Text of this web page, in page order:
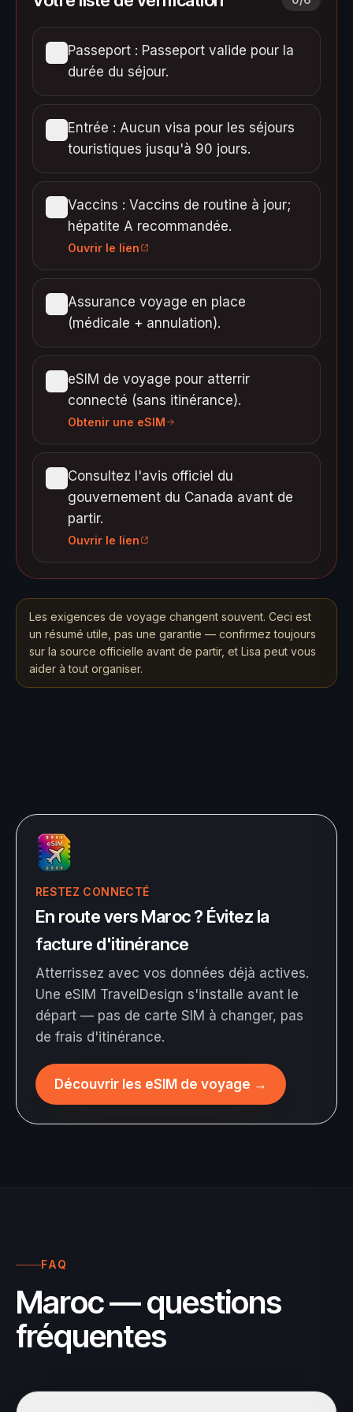
Passeport : Passeport valide pour la
durée du séjour.
Entrée : Aucun visa pour les séjours
touristiques jusqu'à 90 jours.
Vaccins : Vaccins de routine à jour;
hépatite A recommandée.
Ouvrir le lien
Assurance voyage en place
(médicale + annulation).
eSIM de voyage pour atterrir
connecté (sans itinérance).
Obtenir une eSIM
Consultez l'avis officiel du
gouvernement du Canada avant de
partir.
Ouvrir le lien
Les exigences de voyage changent souvent. Ceci est
un résumé utile, pas une garantie — confirmez toujours
sur la source officielle avant de partir, et Lisa peut vous
aider à tout organiser.
RESTEZ CONNECTÉ
En route vers Maroc ? Évitez la
facture d'itinérance
Atterrissez avec vos données déjà actives.
Une eSIM TravelDesign s'installe avant le
départ — pas de carte SIM à changer, pas
de frais d'itinérance.
Découvrir les eSIM de voyage →
FAQ
Maroc — questions
fréquentes